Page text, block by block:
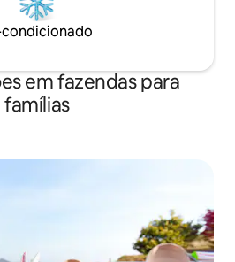
micro-ondas,
geladeira,
em fazendas para
famílias